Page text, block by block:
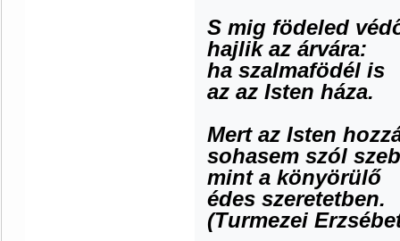
S mig födeled
hajlik az árvára:
ha szalmafödél is
az az Isten háza.
Mert az Isten
sohasem szól
mint a könyörülő
édes szeretetben.
(Turmezei